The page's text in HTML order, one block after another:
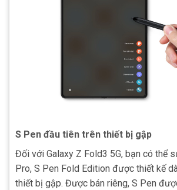
S Pen đầu tiên trên thiết bị gập
Đối với Galaxy Z Fold3 5G, bạn có thể
Pro, S Pen Fold Edition được thiết kế
thiết bị gập. Được bán riêng, S Pen